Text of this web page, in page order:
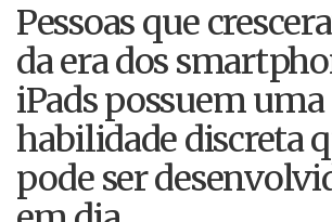
Pessoas que
da era dos
iPads possuem uma
habilidade discreta
pode ser